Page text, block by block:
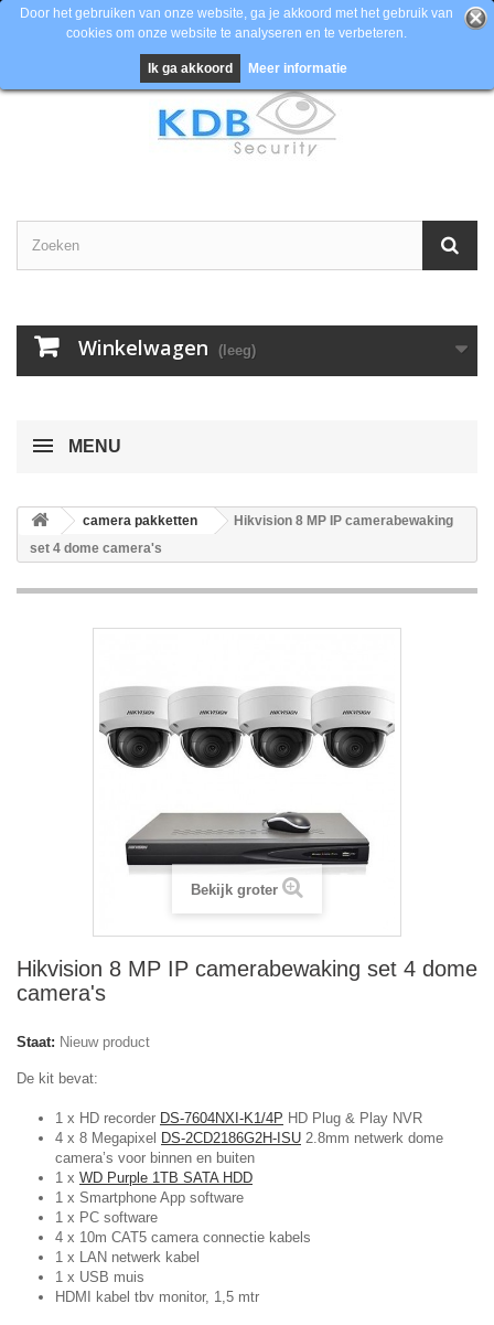
Contacteer ons
Winkelwagen (leeg)
Door het gebruiken van onze website, ga je akkoord met het gebruik van
cookies om onze website te analyseren en te verbeteren.
Ik ga akkoord Meer informatie
MENU
camera pakketten
Hikvision 8 MP IP camerabewaking
set 4 dome camera's
Bekijk groter
Hikvision 8 MP IP camerabewaking set 4 dome
camera's
Staat: Nieuw product
De kit bevat:
1 x HD recorder DS-7604NXI-K1/4P HD Plug & Play NVR
4 x 8 Megapixel DS-2CD2186G2H-ISU 2.8mm netwerk dome
camera’s voor binnen en buiten
1 x WD Purple 1TB SATA HDD
1 x Smartphone App software
1 x PC software
4 x 10m CAT5 camera connectie kabels
1 x LAN netwerk kabel
1 x USB muis
HDMI kabel tbv monitor, 1,5 mtr